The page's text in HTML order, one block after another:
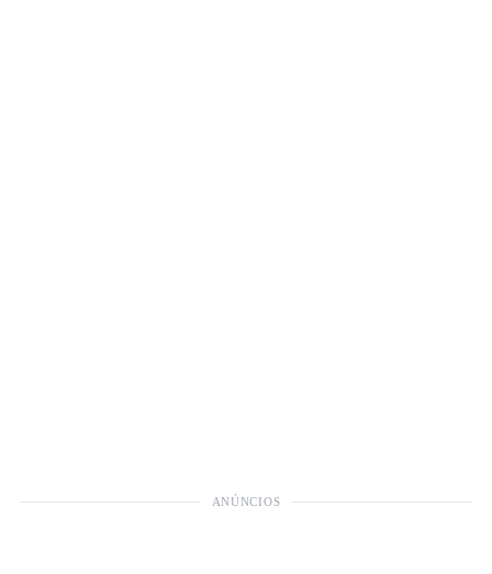
ANÚNCIOS